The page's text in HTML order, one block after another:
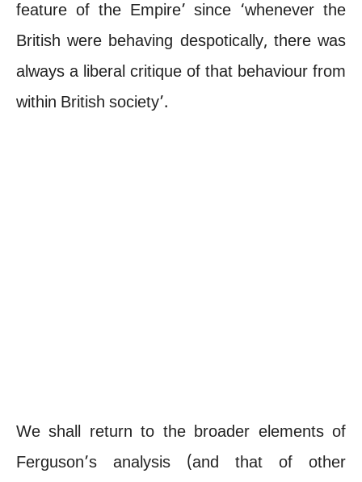
feature of the Empire’ since ‘whenever the
British were behaving despotically, there was
always a liberal critique of that behaviour from
within British society’.
We shall return to the broader elements of
Ferguson’s analysis (and that of other